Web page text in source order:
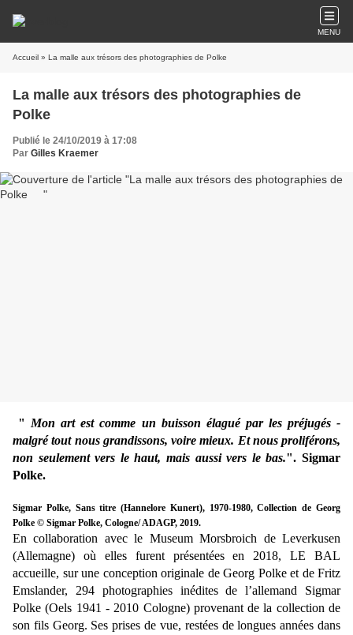
MENU
Accueil » La malle aux trésors des photographies de Polke
La malle aux trésors des photographies de
Polke
Publié le 24/10/2019 à 17:08
Par Gilles Kraemer
" Mon art est comme un buisson élagué par les préjugés -
malgré tout nous grandissons, voire mieux. Et nous proliférons,
non seulement vers le haut, mais aussi vers le bas.". Sigmar
Polke.
Sigmar Polke, Sans titre (Hannelore Kunert), 1970-1980, Collection de Georg
Polke © Sigmar Polke, Cologne/ ADAGP, 2019.
En collaboration avec le Museum Morsbroich de Leverkusen
(Allemagne) où elles furent présentées en 2018, LE BAL
accueille, sur une conception originale de Georg Polke et de Fritz
Emslander, 294 photographies inédites de l’allemand Sigmar
Polke (Oels 1941 - 2010 Cologne) provenant de la collection de
son fils Georg. Ses prises de vue, restées de longues années dans